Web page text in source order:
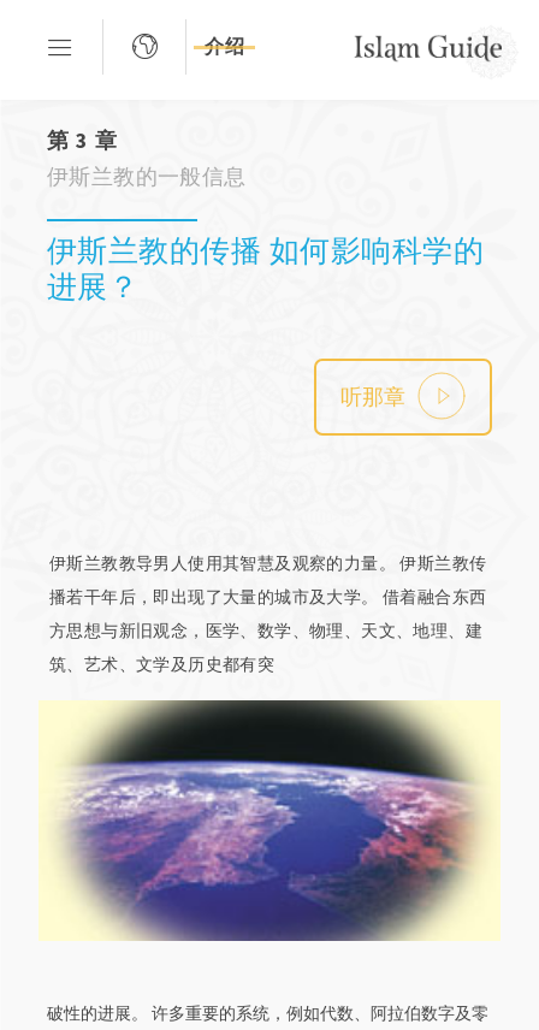
介绍
第 3 章
伊斯兰教的一般信息
伊斯兰教的传播 如何影响科学的
进展？
听那章
伊斯兰教教导男人使用其智慧及观察的力量。 伊斯兰教传
播若干年后，即出现了大量的城市及大学。 借着融合东西
方思想与新旧观念，医学、数学、物理、天文、地理、建
筑、艺术、文学及历史都有突
破性的进展。 许多重要的系统，例如代数、阿拉伯数字及零